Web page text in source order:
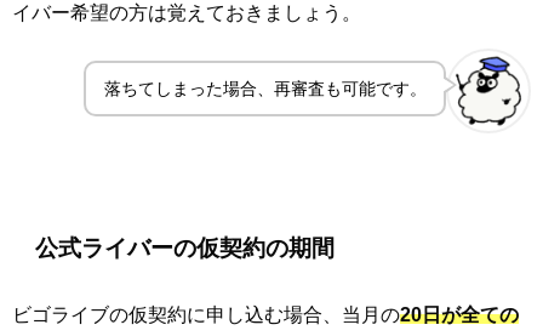
イバー希望の方は覚えておきましょう。
落ちてしまった場合、再審査も可能です。
公式ライバーの仮契約の期間
ビゴライブの仮契約に申し込む場合、当月の20日が全ての